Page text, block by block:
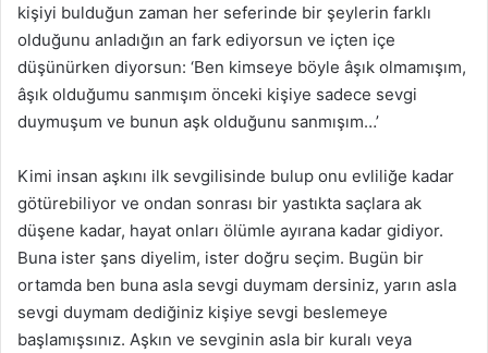
kişiyi bulduğun zaman her seferinde bir şeylerin farklı
olduğunu anladığın an fark ediyorsun ve içten içe
düşünürken diyorsun: ‘Ben kimseye böyle âşık olmamışım,
âşık olduğumu sanmışım önceki kişiye sadece sevgi
duymuşum ve bunun aşk olduğunu sanmışım…’
Kimi insan aşkını ilk sevgilisinde bulup onu evliliğe kadar
götürebiliyor ve ondan sonrası bir yastıkta saçlara ak
düşene kadar, hayat onları ölümle ayırana kadar gidiyor.
Buna ister şans diyelim, ister doğru seçim. Bugün bir
ortamda ben buna asla sevgi duymam dersiniz, yarın asla
sevgi duymam dediğiniz kişiye sevgi beslemeye
başlamışsınız. Aşkın ve sevginin asla bir kuralı veya